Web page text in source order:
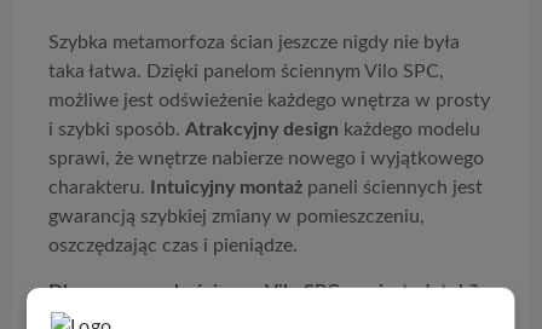
Szybka metamorfoza ścian jeszcze nigdy nie była
taka łatwa. Dzięki panelom ściennym Vilo SPC,
możliwe jest odświeżenie każdego wnętrza w prosty
i szybki sposób. Atrakcyjny design każdego modelu
sprawi, że wnętrze nabierze nowego i wyjątkowego
charakteru.
Intuicyjny montaż paneli ściennych jest
gwarancją szybkiej zmiany w pomieszczeniu,
oszczędzając czas i pieniądze.
Dlaczego panele ścienne Vilo SPC zamiast płytek?